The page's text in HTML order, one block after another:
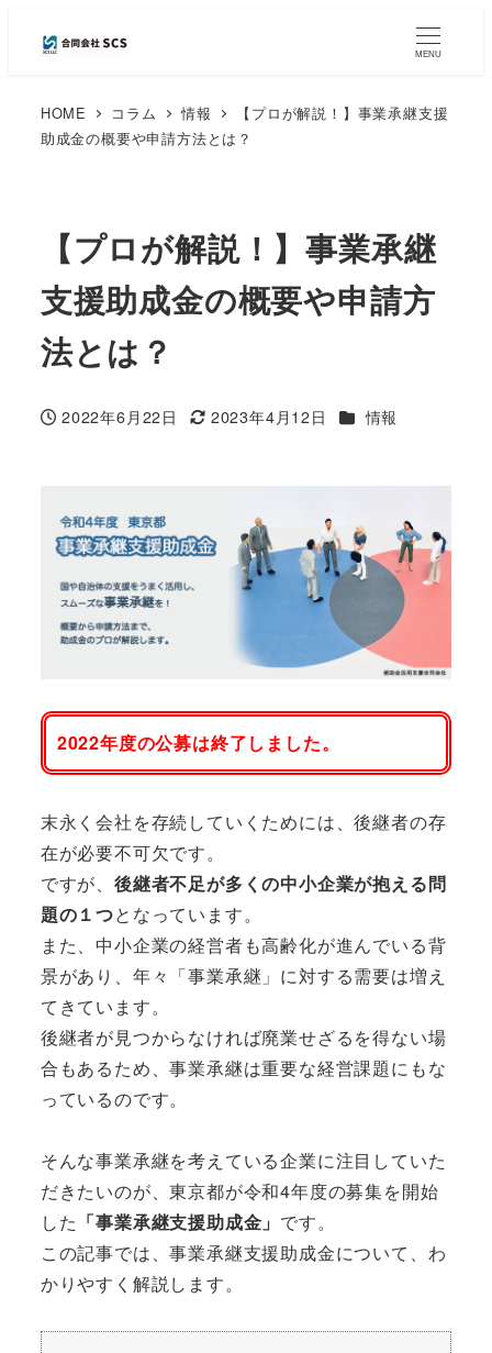
MENU
HOME コラム 情報
【プロが解説！】事業承継支援
助成金の概要や申請方法とは？
【プロが解説！】事業承継
支援助成金の概要や申請方
法とは？
投稿日
2022年6月22日
更新日
2023年4月12日 カテゴリー
情報
2022年度の公募は終了しました。
末永く会社を存続していくためには、後継者の存
在が必要不可欠です。
ですが、 後継者不足が多くの中小企業が抱える問
題の１つとなっています。
また、中小企業の経営者も高齢化が進んでいる背
景があり、年々「事業承継」に対する需要は増え
てきています。
後継者が見つからなければ廃業せざるを得ない場
合もあるため、事業承継は重要な経営課題にもな
っているのです。
そんな事業承継を考えている企業に注目していた
だきたいのが、東京都が令和4年度の募集を開始
した 「事業承継支援助成金」 です。
この記事では、事業承継支援助成金について、わ
かりやすく解説します。